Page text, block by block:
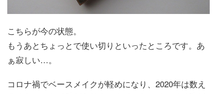
こちらが今の状態。
もうあとちょっとで使い切りといったところです。あ
ぁ寂しい…。
コロナ禍でベースメイクが軽めになり、2020年は数え